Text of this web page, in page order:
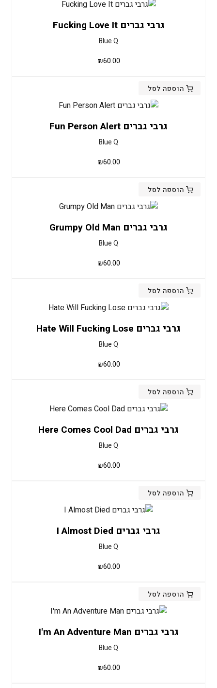
גרבי גברים Fucking Love It
Blue Q
₪60.00
הוספה לסל
גרבי גברים Fun Person Alert
Blue Q
₪60.00
הוספה לסל
גרבי גברים Grumpy Old Man
Blue Q
₪60.00
הוספה לסל
גרבי גברים Hate Will Fucking Lose
Blue Q
₪60.00
הוספה לסל
גרבי גברים Here Comes Cool Dad
Blue Q
₪60.00
הוספה לסל
גרבי גברים I Almost Died
Blue Q
₪60.00
הוספה לסל
גרבי גברים I'm An Adventure Man
Blue Q
₪60.00